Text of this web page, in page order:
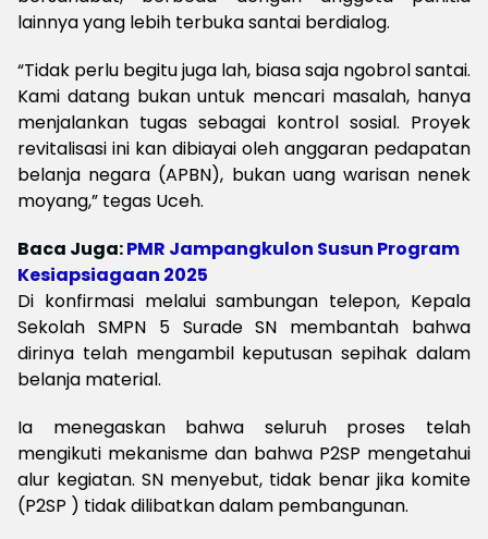
lainnya yang lebih terbuka santai berdialog.
“Tidak perlu begitu juga lah, biasa saja ngobrol santai.
Kami datang bukan untuk mencari masalah, hanya
menjalankan tugas sebagai kontrol sosial. Proyek
revitalisasi ini kan dibiayai oleh anggaran pedapatan
belanja negara (APBN), bukan uang warisan nenek
moyang,” tegas Uceh.
Baca Juga:PMR Jampangkulon Susun Program
Kesiapsiagaan 2025
Di konfirmasi melalui sambungan telepon, Kepala
Sekolah SMPN 5 Surade SN membantah bahwa
dirinya telah mengambil keputusan sepihak dalam
belanja material.
Ia menegaskan bahwa seluruh proses telah
mengikuti mekanisme dan bahwa P2SP mengetahui
alur kegiatan. SN menyebut, tidak benar jika komite
(P2SP ) tidak dilibatkan dalam pembangunan.